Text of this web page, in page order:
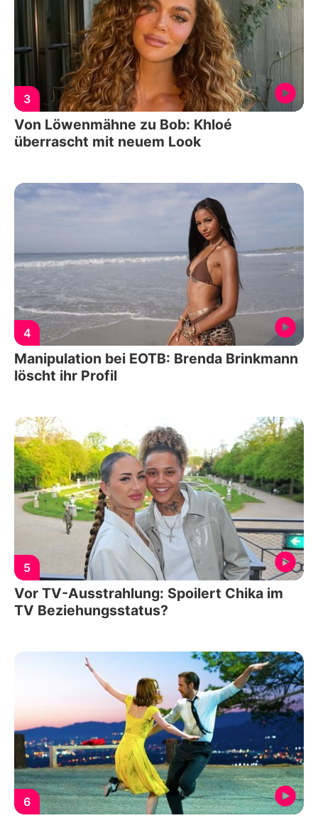
3
Von Löwenmähne zu Bob: Khloé
überrascht mit neuem Look
4
Manipulation bei EOTB: Brenda Brinkmann
löscht ihr Profil
5
Vor TV-Ausstrahlung: Spoilert Chika im
TV Beziehungsstatus?
6